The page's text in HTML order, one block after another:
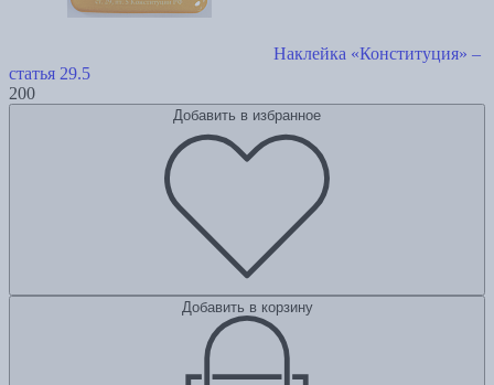
Наклейка «Конституция» –
статья 29.5
200
Добавить в избранное
Добавить в корзину